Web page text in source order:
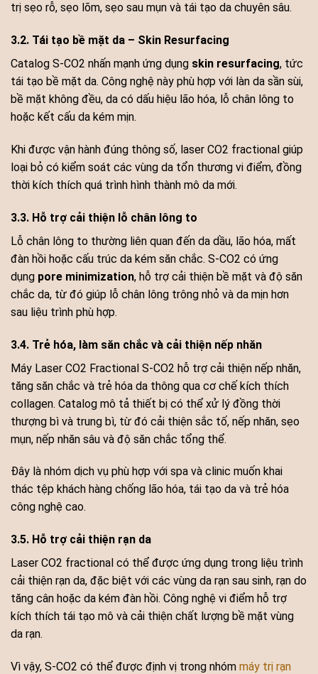
trị sẹo rỗ, sẹo lõm, sẹo sau mụn và tái tạo da chuyên sâu.
3.2. Tái tạo bề mặt da – Skin Resurfacing
Catalog S-CO2 nhấn mạnh ứng dụng skin resurfacing, tức
tái tạo bề mặt da. Công nghệ này phù hợp với làn da sần sùi,
bề mặt không đều, da có dấu hiệu lão hóa, lỗ chân lông to
hoặc kết cấu da kém mịn.
Khi được vận hành đúng thông số, laser CO2 fractional giúp
loại bỏ có kiểm soát các vùng da tổn thương vi điểm, đồng
thời kích thích quá trình hình thành mô da mới.
3.3. Hỗ trợ cải thiện lỗ chân lông to
Lỗ chân lông to thường liên quan đến da dầu, lão hóa, mất
đàn hồi hoặc cấu trúc da kém săn chắc. S-CO2 có ứng
dụng pore minimization, hỗ trợ cải thiện bề mặt và độ săn
chắc da, từ đó giúp lỗ chân lông trông nhỏ và da mịn hơn
sau liệu trình phù hợp.
3.4. Trẻ hóa, làm săn chắc và cải thiện nếp nhăn
Máy Laser CO2 Fractional S-CO2 hỗ trợ cải thiện nếp nhăn,
tăng săn chắc và trẻ hóa da thông qua cơ chế kích thích
collagen. Catalog mô tả thiết bị có thể xử lý đồng thời
thượng bì và trung bì, từ đó cải thiện sắc tố, nếp nhăn, sẹo
mụn, nếp nhăn sâu và độ săn chắc tổng thể.
Đây là nhóm dịch vụ phù hợp với spa và clinic muốn khai
thác tệp khách hàng chống lão hóa, tái tạo da và trẻ hóa
công nghệ cao.
3.5. Hỗ trợ cải thiện rạn da
Laser CO2 fractional có thể được ứng dụng trong liệu trình
cải thiện rạn da, đặc biệt với các vùng da rạn sau sinh, rạn do
tăng cân hoặc da kém đàn hồi. Công nghệ vi điểm hỗ trợ
kích thích tái tạo mô và cải thiện chất lượng bề mặt vùng
da rạn.
Vì vậy, S-CO2 có thể được định vị trong nhóm máy trị rạn